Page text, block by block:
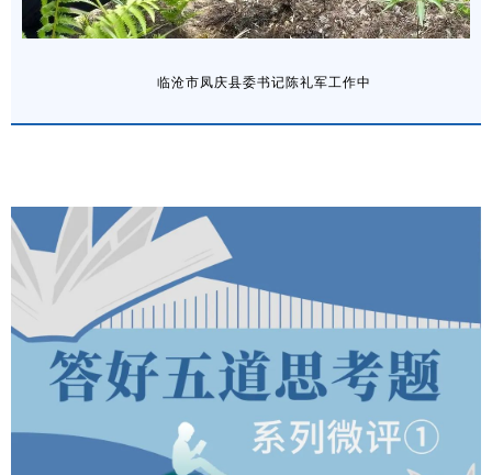
临沧市凤庆县委书记陈礼军工作中